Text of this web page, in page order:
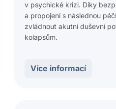
v psychické krizi. Díky
a propojení s následnou
zvládnout akutní duševní
kolapsům.
Více informací